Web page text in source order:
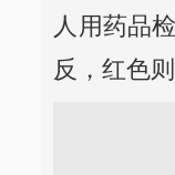
人用药品
反，红色